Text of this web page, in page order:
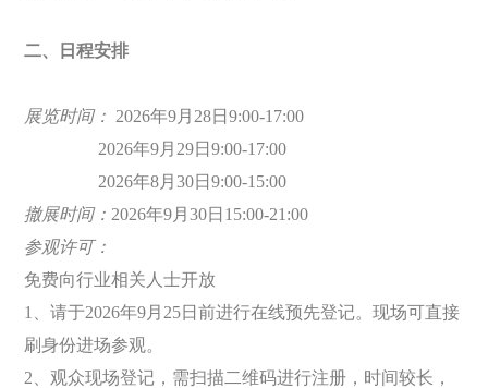
二、日程安排
展览时间： 2026年9月28日9:00-17:00
2026年9月29日9:00-17:00
2026年8月30日9:00-15:00
撤展时间： 2026年9月30日 15:00-21:00
参观许可：
免费向行业相关人士开放
1
、请于2026年9月25日前进行在线预先登记。现场可直接
刷身份进场参观。
2 、观众现场登记，需扫描二维码进行注册，时间较长，